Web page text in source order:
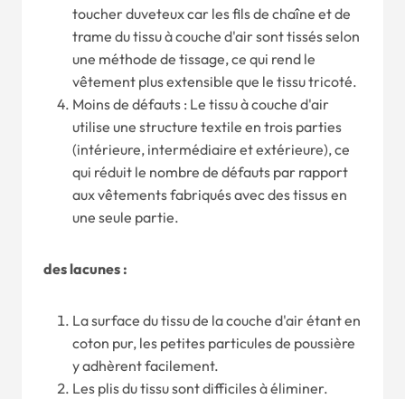
toucher duveteux car les fils de chaîne et de
trame du tissu à couche d'air sont tissés selon
une méthode de tissage, ce qui rend le
vêtement plus extensible que le tissu tricoté.
Moins de défauts : Le tissu à couche d'air
utilise une structure textile en trois parties
(intérieure, intermédiaire et extérieure), ce
qui réduit le nombre de défauts par rapport
aux vêtements fabriqués avec des tissus en
une seule partie.
des lacunes :
La surface du tissu de la couche d'air étant en
coton pur, les petites particules de poussière
y adhèrent facilement.
Les plis du tissu sont difficiles à éliminer.